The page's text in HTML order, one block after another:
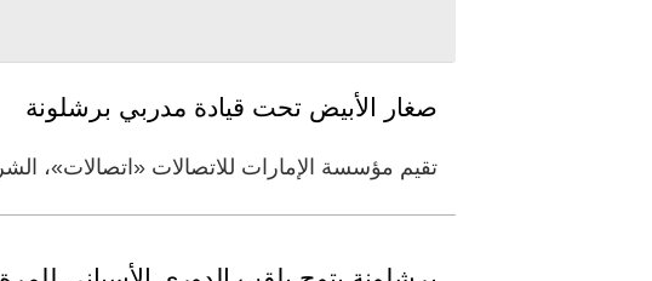
صغار الأبيض تحت قيادة مدربي برشلونة
تقيم مؤسسة الإمارات للاتصالات «اتصالات»،